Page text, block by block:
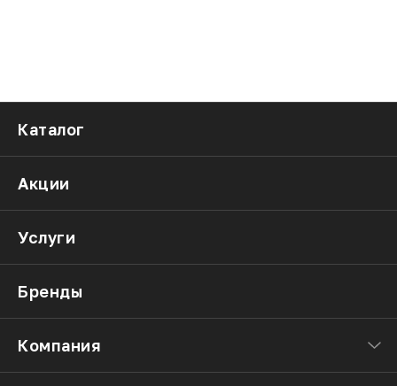
Каталог
Акции
Услуги
Бренды
Компания